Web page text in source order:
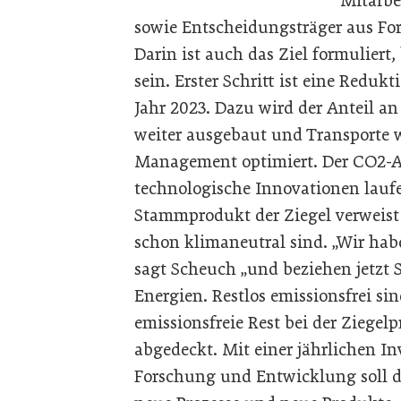
sowie Entscheidungsträger aus
Darin ist auch das Ziel
sein. Erster Schritt ist eine
Jahr 2023. Dazu wird der Anteil
weiter ausgebaut und
Management optimiert. Der
technologische Innovationen
Stammprodukt der Ziegel
schon klimaneutral sind. „Wir
sagt Scheuch „und beziehen jetzt
Energien. Restlos emissionsfrei
emissionsfreie Rest bei der
abgedeckt. Mit einer jährlichen
Forschung und Entwicklung soll